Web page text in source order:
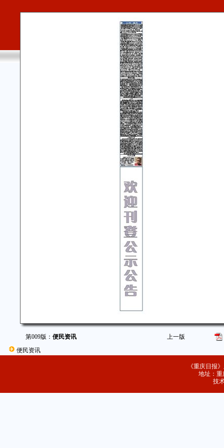
第009版：便民资讯
上一版
便民资讯
《重庆日报
地址：重
技